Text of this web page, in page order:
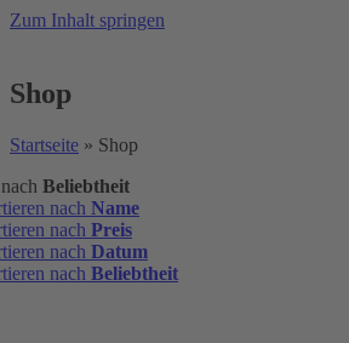
Zum Inhalt springen
Shop
Startseite » Shop
Beliebtheit
nach Name
nach Preis
nach Datum
nach Beliebtheit